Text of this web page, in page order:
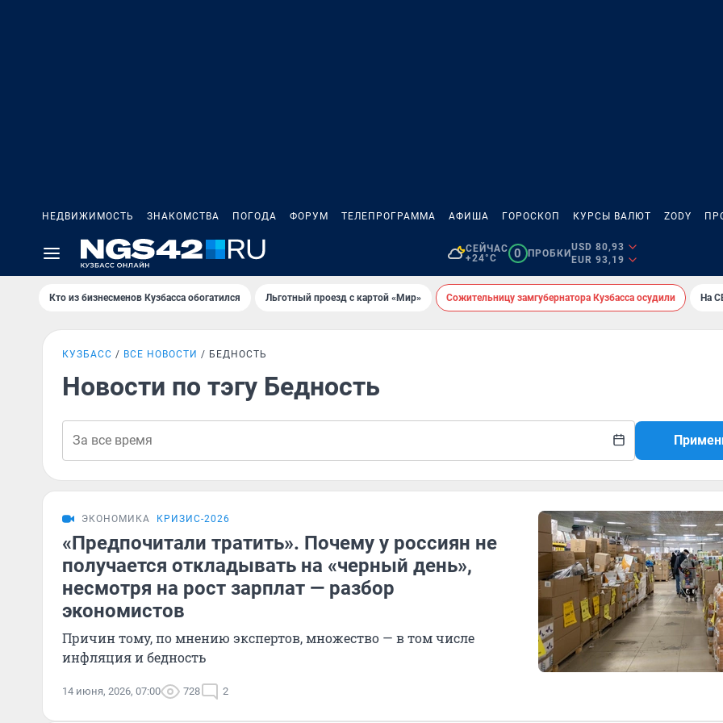
НЕДВИЖИМОСТЬ ЗНАКОМСТВА ПОГОДА ФОРУМ ТЕЛЕПРОГРАММА АФИША ГОРОСКОП КУРСЫ ВАЛЮТ ZODY
СЕЙЧАС
+24°C
0 ПРОБКИ
USD 80,93
EUR 93,19
Кто из бизнесменов Кузбасса обогатился Льготный проезд с картой «Мир» Сожительницу замгубернатора Кузбасса осудили На
КУЗБАСС ВСЕ НОВОСТИ БЕДНОСТЬ
Новости по тэгу Бедность
ЭКОНОМИКА КРИЗИС-2026
«Предпочитали тратить». Почему у россиян не
получается откладывать на «черный день»,
несмотря на рост зарплат — разбор
экономистов
Причин тому, по мнению экспертов, множество — в том числе
инфляция и бедность
14 июня, 2026, 07:00 728 2